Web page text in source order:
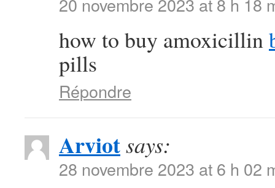
how to buy amoxicillin
pills
Répondre
Arviotsays:
28 novembre 2023 at 6 h 02